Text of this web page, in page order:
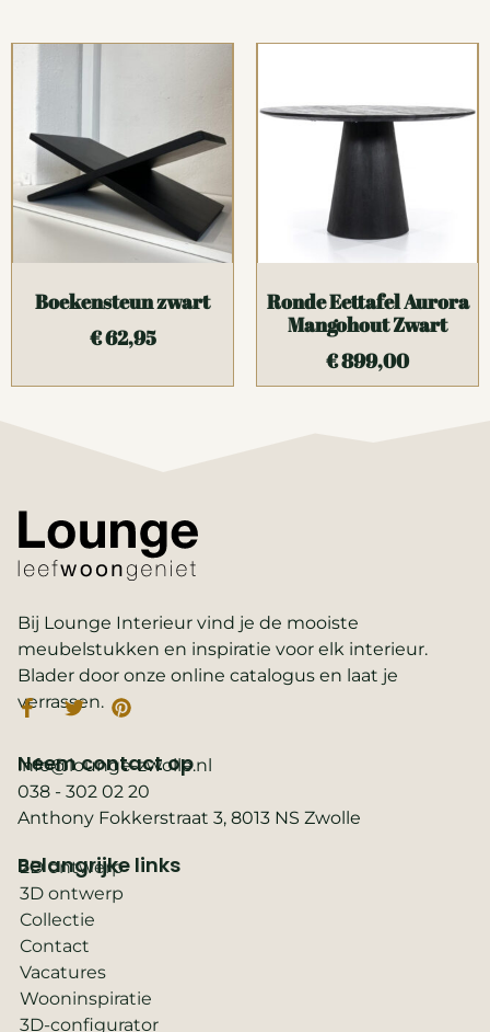
Boekensteun zwart
€62,95
Ronde Eettafel Aurora
Mangohout Zwart
€899,00
Bij Lounge Interieur vind je de mooiste
meubelstukken en inspiratie voor elk interieur.
Blader door onze online catalogus en laat je
verrassen.
Belangrijke links
2D ontwerp
3D ontwerp
Collectie
Contact
Vacatures
Wooninspiratie
3D-configurator
Neem contact op
info@lounge-zwolle.nl
038 - 302 02 20
Anthony Fokkerstraat 3, 8013 NS Zwolle